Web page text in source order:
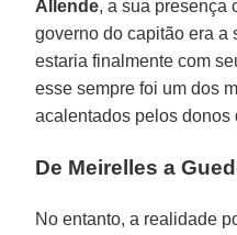
Allende, a sua presença
governo do capitão era a
estaria finalmente com
esse sempre foi um dos
acalentados pelos donos
De Meirelles a
No entanto, a realidade